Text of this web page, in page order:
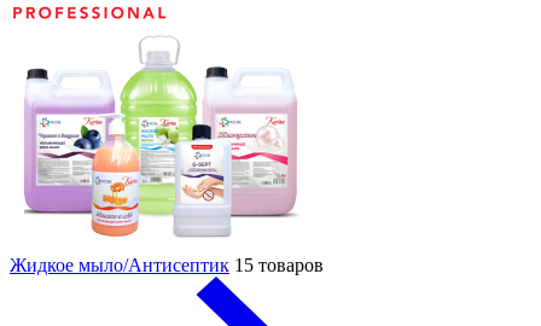
Жидкое мыло/Антисептик 15 товаров